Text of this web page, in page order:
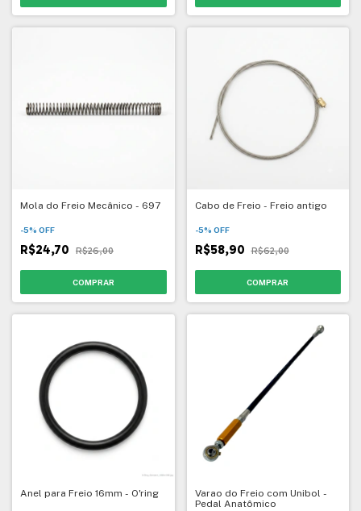
Mola do Freio Mecânico - 697
-5% OFF
R$24,70 R$26,00
Cabo de Freio - Freio antigo
-5% OFF
R$58,90 R$62,00
Anel para Freio 16mm - O'ring
Varao do Freio com Unibol -
Pedal Anatômico